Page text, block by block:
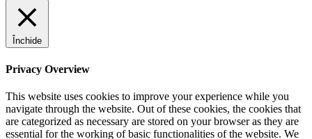
Închide
Privacy Overview
This website uses cookies to improve your experience while you
navigate through the website. Out of these cookies, the cookies that
are categorized as necessary are stored on your browser as they are
essential for the working of basic functionalities of the website. We